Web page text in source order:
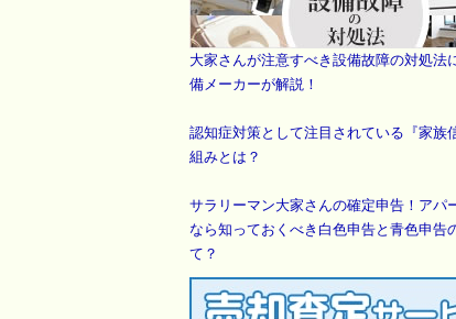
大家さんが注意すべき設備故障の対処法
備メーカーが解説！
認知症対策として注目されている『家族
組みとは？
サラリーマン大家さんの確定申告！アパ
なら知っておくべき白色申告と青色申告
て？